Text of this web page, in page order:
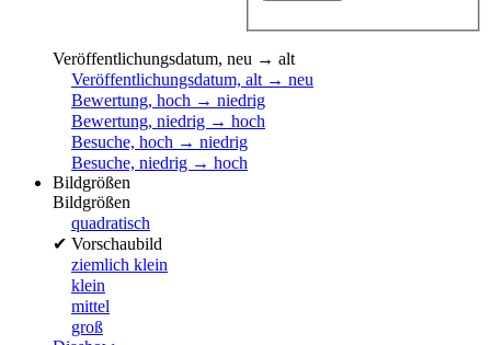
Veröffentlichungsdatum, neu → alt
Veröffentlichungsdatum, alt → neu
Bewertung, hoch → niedrig
Bewertung, niedrig → hoch
Besuche, hoch → niedrig
Besuche, niedrig → hoch
Bildgrößen
Bildgrößen
quadratisch
✔ Vorschaubild
ziemlich klein
klein
mittel
groß